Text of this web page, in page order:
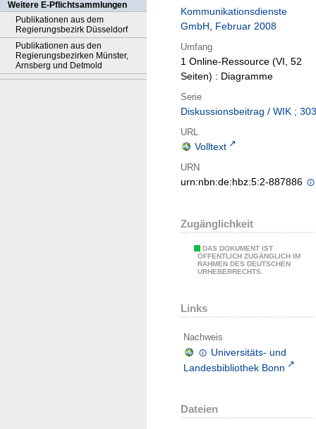
Weitere E-Pflichtsammlungen
Publikationen aus dem
Regierungsbezirk Düsseldorf
Publikationen aus den
Regierungsbezirken Münster,
Arnsberg und Detmold
Kommunikationsdienste
GmbH, Februar 2008
Umfang
1 Online-Ressource (VI, 52
Seiten) : Diagramme
Serie
Diskussionsbeitrag / WIK ; 303
URL
Volltext
URN
urn:nbn:de:hbz:5:2-887886
Zugänglichkeit
DAS DOKUMENT IST
ÖFFENTLICH ZUGÄNGLICH IM
RAHMEN DES DEUTSCHEN
URHEBERRECHTS.
Links
Nachweis
Universitäts- und
Landesbibliothek Bonn
Dateien